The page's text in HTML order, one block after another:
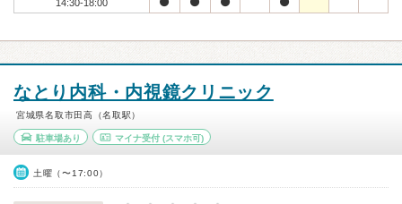
14:30-18:00
なとり内科・内視鏡クリニック
宮城県名取市田高（名取駅）
駐車場あり マイナ受付(スマホ可)
土曜（〜17:00）